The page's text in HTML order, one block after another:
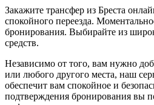
Закажите трансфер из Бреста
спокойного переезда.
бронирования. Выбирайте из
средств.
Независимо от того, вам нужно
или любого другого места, наш
обеспечит вам спокойное и
подтверждения бронирования вы